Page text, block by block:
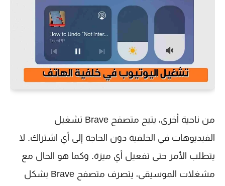
من ناحية أخرى، يتيح متصفح Brave تشغيل
الفيديوهات في الخلفية دون الحاجة إلى أي اشتراك. لا
يتطلب الأمر حتى تفعيل أي ميزة. وكما هو الحال مع
مشغلات الموسيقى، يتصرف متصفح Brave بشكل